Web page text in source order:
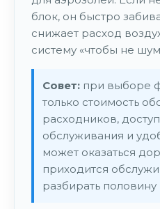
блок, он быстро
снижает расход
систему «чтобы не
Совет: при выборе
только стоимость
расходников,
обслуживания и
может оказаться
приходится
разбирать